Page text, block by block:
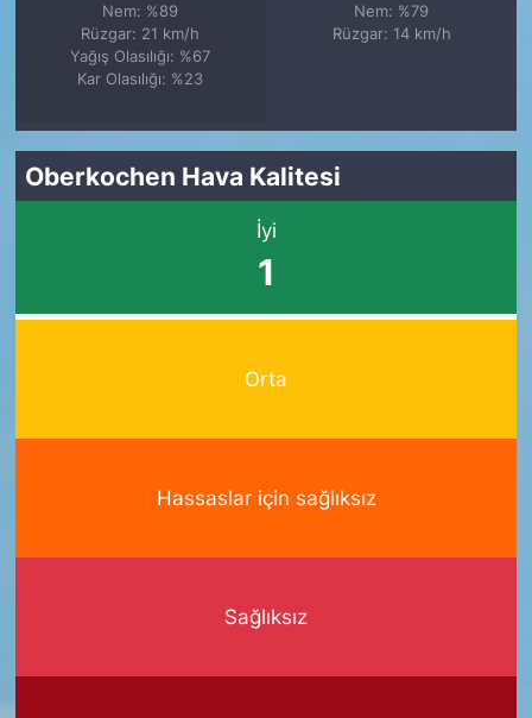
Nem: %89
Rüzgar: 21 km/h
Yağış Olasılığı: %67
Kar Olasılığı: %23
Nem: %79
Rüzgar: 14 km/h
Oberkochen Hava Kalitesi
İyi
1
Orta
Hassaslar için sağlıksız
Sağlıksız